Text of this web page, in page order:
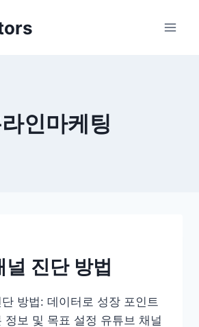
인마케팅
널 진단 방법
방법: 데이터로 성장 포인트
정보 및 목표 설정 유튜브 채널